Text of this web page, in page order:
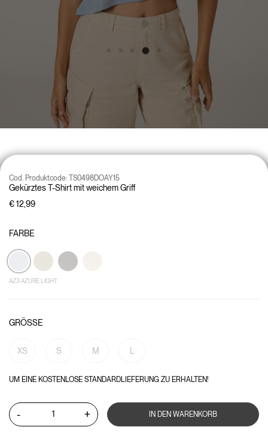
Gekürztes T-Shirt mit weichem Griff
Cod. Produktcode: TS0498DOAY15
€ 12,99
FARBE
AZ3 AZURE LIGHT
GRÖSSE
XS S M
UM EINE KOSTENLOSE STANDARDLIEFERUNG ZU ERHALTEN!
- + IN DEN WARENKORB